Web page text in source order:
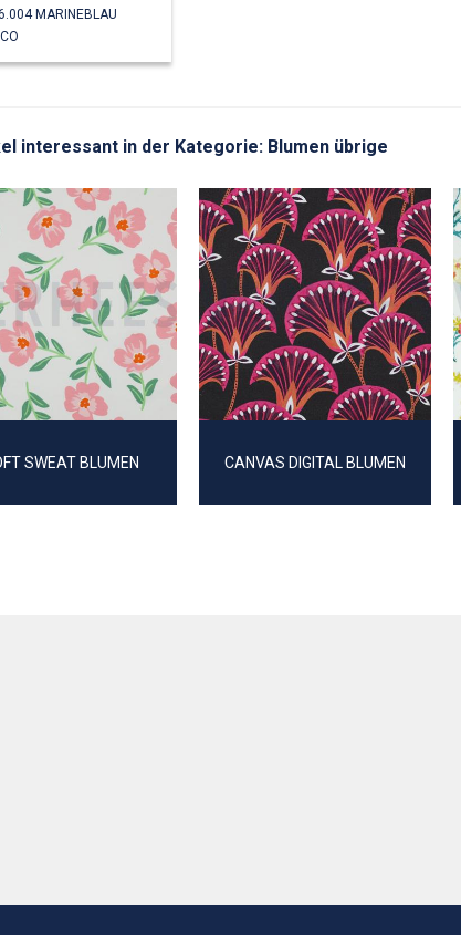
MARINEBLAU
interessant in der Kategorie: Blumen übrige
SWEAT BLUMEN CANVAS DIGITAL BLUMEN